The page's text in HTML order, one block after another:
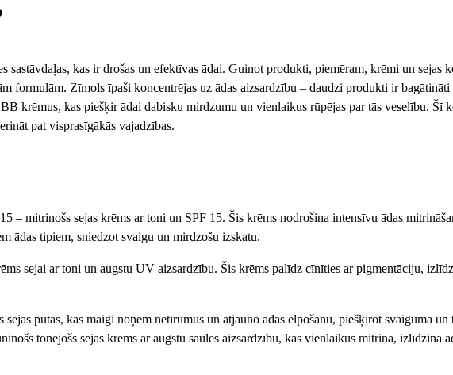
sastāvdaļas, kas ir drošas un efektīvas ādai. Guinot produkti, piemēram, krēmi un sejas
formulām. Zīmols īpaši koncentrējas uz ādas aizsardzību – daudzi produkti ir bagātināti
krēmus, kas piešķir ādai dabisku mirdzumu un vienlaikus rūpējas par tās veselību. Šī
pat visprasīgākās vajadzības.
mitrinošs sejas krēms ar toni un SPF 15. Šis krēms nodrošina intensīvu ādas
ādas tipiem, sniedzot svaigu un mirdzošu izskatu.
sejai ar toni un augstu UV aizsardzību. Šis krēms palīdz cīnīties ar pigmentāciju,
putas, kas maigi noņem netīrumus un atjauno ādas elpošanu, piešķirot svaiguma un